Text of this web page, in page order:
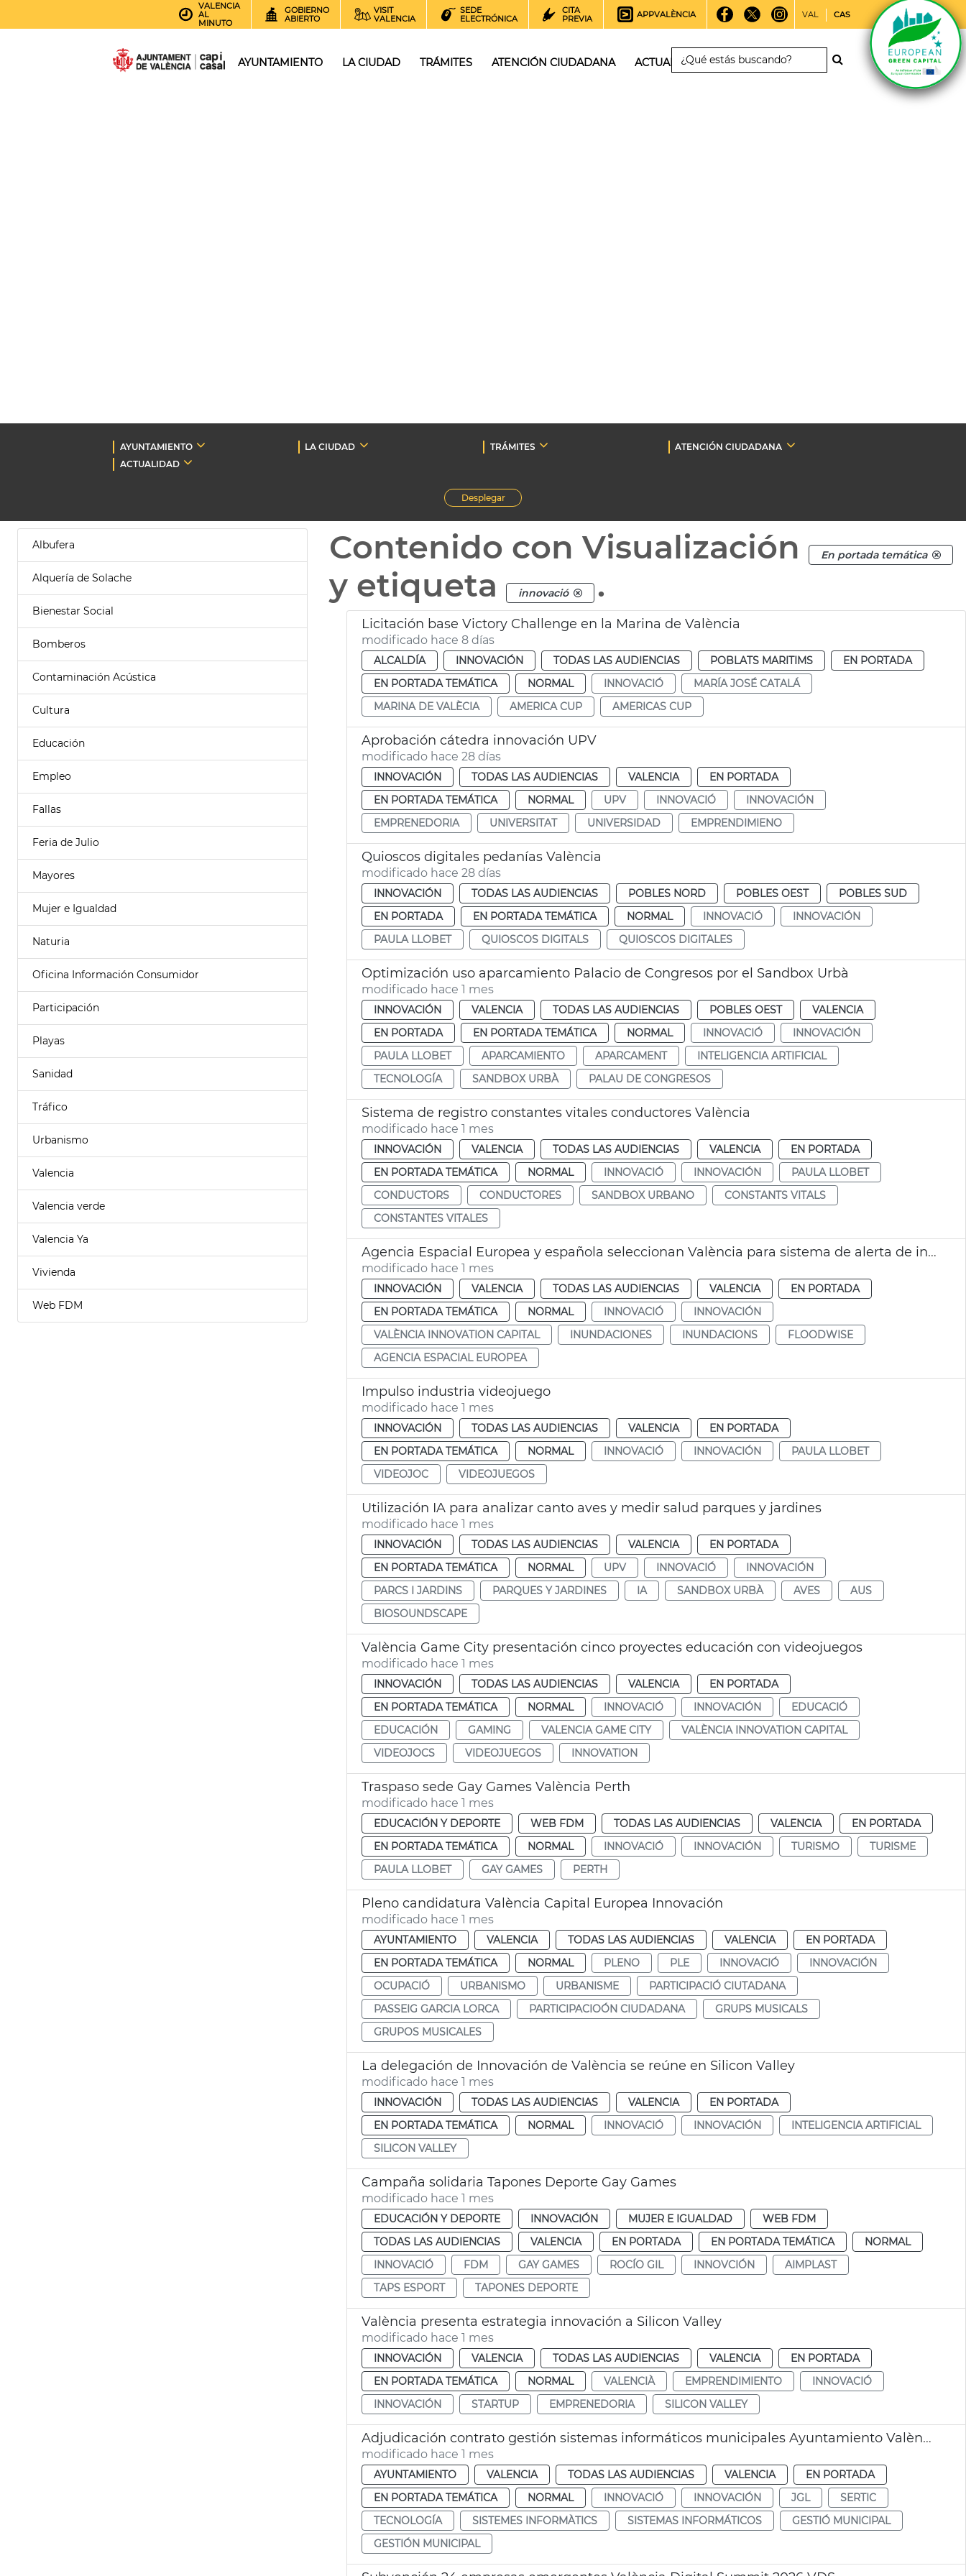
VALENCIA
AL
MINUTO
GOBIERNO
ABIERTO
VISIT
VALENCIA
SEDE
ELECTRÓNICA
CITA
PREVIA
APPVALÈNCIA VAL CAS
AYUNTAMIENTO LA CIUDAD TRÁMITES ATENCIÓN CIUDADANA ACTUALIDAD
AYUNTAMIENTO LA CIUDAD TRÁMITES
ATENCIÓN CIUDADANA
ACTUALIDAD
Desplegar
Albufera
Alquería de Solache
Bienestar Social
Bomberos
Contaminación Acústica
Cultura
Educación
Empleo
Fallas
Feria de Julio
Mayores
Mujer e Igualdad
Naturia
Oficina Información Consumidor
Participación
Playas
Sanidad
Tráfico
Urbanismo
Valencia
Valencia verde
Valencia Ya
Vivienda
Web FDM
Contenido con Visualización En portada temática
y etiqueta innovació .
Licitación base Victory Challenge en la Marina de València
modificado hace 8 días
ALCALDÍA INNOVACIÓN TODAS LAS AUDIENCIAS POBLATS MARITIMS
EN PORTADA
EN PORTADA TEMÁTICA
NORMAL INNOVACIÓ
MARÍA JOSÉ CATALÁ
MARINA DE VALÈCIA
AMERICA CUP AMERICAS CUP
Aprobación cátedra innovación UPV
modificado hace 28 días
INNOVACIÓN TODAS LAS AUDIENCIAS VALENCIA
EN PORTADA
EN PORTADA TEMÁTICA
NORMAL UPV INNOVACIÓ
INNOVACIÓN
EMPRENEDORIA
UNIVERSITAT UNIVERSIDAD EMPRENDIMIENO
Quioscos digitales pedanías València
modificado hace 28 días
INNOVACIÓN TODAS LAS AUDIENCIAS POBLES NORD POBLES OEST
POBLES SUD
EN PORTADA
EN PORTADA TEMÁTICA NORMAL INNOVACIÓ
INNOVACIÓN
PAULA LLOBET
QUIOSCOS DIGITALS QUIOSCOS DIGITALES
Optimización uso aparcamiento Palacio de Congresos por el Sandbox Urbà
modificado hace 1 mes
INNOVACIÓN VALENCIA TODAS LAS AUDIENCIAS POBLES OEST
VALENCIA
EN PORTADA
EN PORTADA TEMÁTICA NORMAL INNOVACIÓ
INNOVACIÓN
PAULA LLOBET
APARCAMIENTO APARCAMENT
INTELIGENCIA ARTIFICIAL
TECNOLOGÍA
SANDBOX URBÀ PALAU DE CONGRESOS
Sistema de registro constantes vitales conductores València
modificado hace 1 mes
INNOVACIÓN VALENCIA TODAS LAS AUDIENCIAS VALENCIA
EN PORTADA
EN PORTADA TEMÁTICA
NORMAL INNOVACIÓ INNOVACIÓN
PAULA LLOBET
CONDUCTORS
CONDUCTORES SANDBOX URBANO
CONSTANTS VITALS
CONSTANTES VITALES
Agencia Espacial Europea y española seleccionan València para sistema de alerta de inundaciones
modificado hace 1 mes
INNOVACIÓN VALENCIA TODAS LAS AUDIENCIAS VALENCIA
EN PORTADA
EN PORTADA TEMÁTICA
NORMAL INNOVACIÓ
INNOVACIÓN
VALÈNCIA INNOVATION CAPITAL
INUNDACIONES INUNDACIONS
FLOODWISE
AGENCIA ESPACIAL EUROPEA
Impulso industria videojuego
modificado hace 1 mes
INNOVACIÓN TODAS LAS AUDIENCIAS VALENCIA
EN PORTADA
EN PORTADA TEMÁTICA
NORMAL INNOVACIÓ INNOVACIÓN
PAULA LLOBET
VIDEOJOC
VIDEOJUEGOS
Utilización IA para analizar canto aves y medir salud parques y jardines
modificado hace 1 mes
INNOVACIÓN TODAS LAS AUDIENCIAS VALENCIA
EN PORTADA
EN PORTADA TEMÁTICA
NORMAL UPV INNOVACIÓ
INNOVACIÓN
PARCS I JARDINS
PARQUES Y JARDINES IA SANDBOX URBÀ AVES
AUS
BIOSOUNDSCAPE
València Game City presentación cinco proyectes educación con videojuegos
modificado hace 1 mes
INNOVACIÓN TODAS LAS AUDIENCIAS VALENCIA
EN PORTADA
EN PORTADA TEMÁTICA
NORMAL INNOVACIÓ INNOVACIÓN
EDUCACIÓ
EDUCACIÓN
GAMING VALENCIA GAME CITY
VALÈNCIA INNOVATION CAPITAL
VIDEOJOCS
VIDEOJUEGOS INNOVATION
Traspaso sede Gay Games València Perth
modificado hace 1 mes
EDUCACIÓN Y DEPORTE WEB FDM TODAS LAS AUDIENCIAS VALENCIA
EN PORTADA
EN PORTADA TEMÁTICA
NORMAL INNOVACIÓ INNOVACIÓN TURISMO
TURISME
PAULA LLOBET
GAY GAMES PERTH
Pleno candidatura València Capital Europea Innovación
modificado hace 1 mes
AYUNTAMIENTO VALENCIA TODAS LAS AUDIENCIAS VALENCIA
EN PORTADA
EN PORTADA TEMÁTICA
NORMAL PLENO PLE INNOVACIÓ
INNOVACIÓN
OCUPACIÓ
URBANISMO URBANISME
PARTICIPACIÓ CIUTADANA
PASSEIG GARCIA LORCA
PARTICIPACIOÓN CIUDADANA
GRUPS MUSICALS
GRUPOS MUSICALES
La delegación de Innovación de València se reúne en Silicon Valley
modificado hace 1 mes
INNOVACIÓN TODAS LAS AUDIENCIAS VALENCIA
EN PORTADA
EN PORTADA TEMÁTICA
NORMAL INNOVACIÓ INNOVACIÓN
INTELIGENCIA ARTIFICIAL
SILICON VALLEY
Campaña solidaria Tapones Deporte Gay Games
modificado hace 1 mes
EDUCACIÓN Y DEPORTE INNOVACIÓN MUJER E IGUALDAD
WEB FDM
TODAS LAS AUDIENCIAS
VALENCIA EN PORTADA EN PORTADA TEMÁTICA
NORMAL
INNOVACIÓ
FDM GAY GAMES ROCÍO GIL INNOVCIÓN
AIMPLAST
TAPS ESPORT
TAPONES DEPORTE
València presenta estrategia innovación a Silicon Valley
modificado hace 1 mes
INNOVACIÓN VALENCIA TODAS LAS AUDIENCIAS VALENCIA
EN PORTADA
EN PORTADA TEMÁTICA
NORMAL VALENCIÀ EMPRENDIMIENTO
INNOVACIÓ
INNOVACIÓN
STARTUP EMPRENEDORIA SILICON VALLEY
Adjudicación contrato gestión sistemas informáticos municipales Ayuntamiento València
modificado hace 1 mes
AYUNTAMIENTO VALENCIA TODAS LAS AUDIENCIAS VALENCIA
EN PORTADA
EN PORTADA TEMÁTICA
NORMAL INNOVACIÓ INNOVACIÓN JGL
SERTIC
TECNOLOGÍA
SISTEMES INFORMÀTICS SISTEMAS INFORMÁTICOS
GESTIÓ MUNICIPAL
GESTIÓN MUNICIPAL